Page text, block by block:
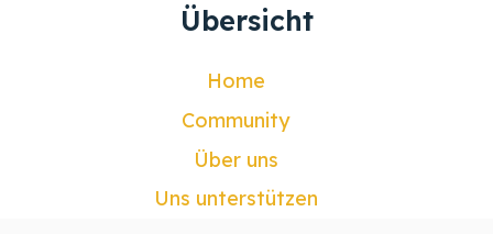
Übersicht
Home
Community
Über uns
Uns unterstützen